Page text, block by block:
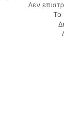
Δεν
Τα